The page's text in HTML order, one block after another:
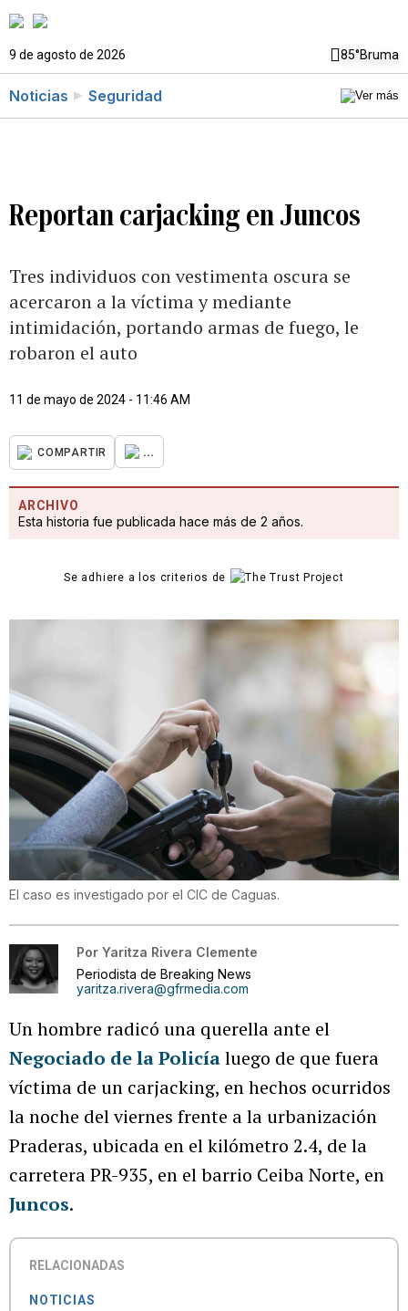
9 de agosto de 2026 85°Bruma
Noticias Seguridad
Reportan carjacking en Juncos
Tres individuos con vestimenta oscura se
acercaron a la víctima y mediante
intimidación, portando armas de fuego, le
robaron el auto
11 de mayo de 2024 - 11:46 AM
COMPARTIR ...
ARCHIVO
Esta historia fue publicada hace más de 2 años.
Se adhiere a los criterios de
El caso es investigado por el CIC de Caguas.
Por Yaritza Rivera Clemente
Periodista de Breaking News
yaritza.rivera@gfrmedia.com
Un hombre radicó una querella ante el
Negociado de la Policíaluego de que fuera
víctima de un carjacking, en hechos ocurridos
la noche del viernes frente a la urbanización
Praderas, ubicada en el kilómetro 2.4, de la
carretera PR-935, en el barrio Ceiba Norte, en
Juncos.
RELACIONADAS
NOTICIAS